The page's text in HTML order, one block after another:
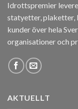
Idrottspremier
statyetter, plaketter,
kunder över hela
organisationer och
AKTUELLT